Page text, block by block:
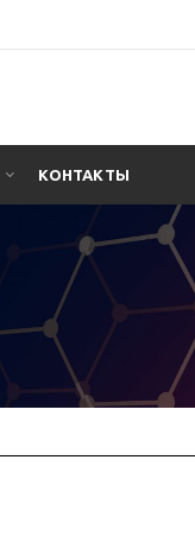
КОНТАКТЫ